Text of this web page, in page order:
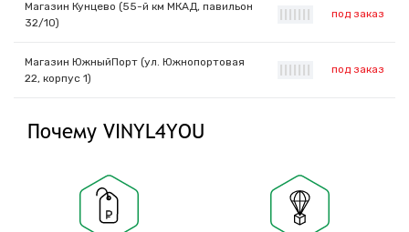
Магазин Кунцево (55-й км МКАД, павильон
32/10)
под заказ
Магазин ЮжныйПорт (ул. Южнопортовая
22, корпус 1)
под заказ
Почему VINYL4YOU